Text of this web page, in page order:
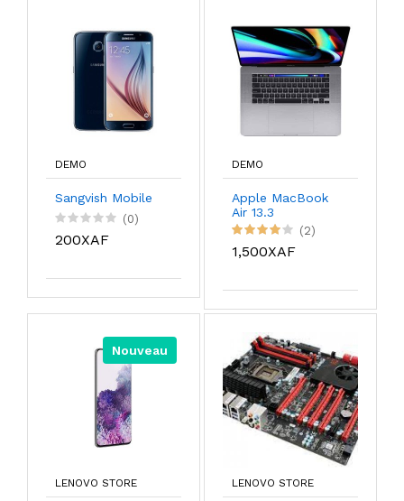
DEMO
Sangvish Mobile
(0)
200XAF
DEMO
Apple MacBook
Air 13.3
(2)
1,500XAF
Nouveau
LENOVO STORE LENOVO STORE